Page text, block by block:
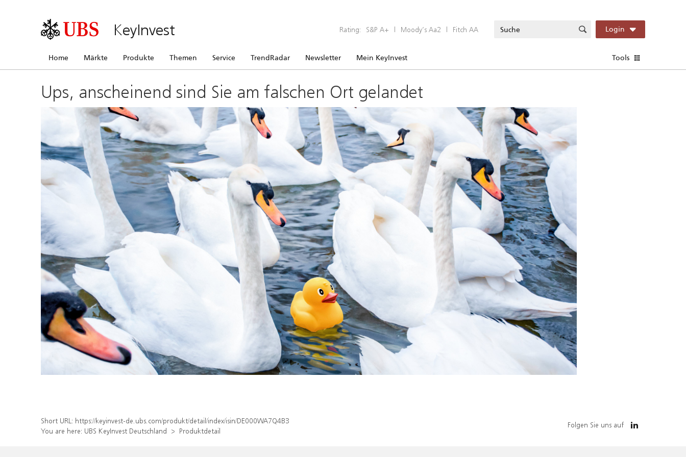
KeyInvest Rating: S&P A+ | Moody’s Aa2 | Fitch AA Login
Home Märkte Produkte Themen Service TrendRadar Newsletter Mein KeyInvest Tools
Ups, anscheinend sind Sie am falschen Ort gelandet
Short URL: https://keyinvest-de.ubs.com/produkt/detail/index/isin/DE000WA7Q4B3
You are here: UBS KeyInvest Deutschland Produktdetail
Folgen Sie uns auf